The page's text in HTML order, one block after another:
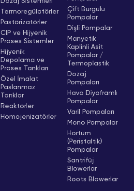
Termoregülatörler
Pastörizatörler
CIP ve Hijyenik
Proses Sistemler
Hijyenik
Depolama ve
Proses Tankları
Özel İmalat
Paslanmaz
Tanklar
Reaktörler
Homojenizatörler
Çift Burgulu
Pompalar
Dişli Pompalar
Manyetik
Kaplinli Asit
Pompalar /
Termoplastik
Dozaj
Pompaları
Hava Diyaframlı
Pompalar
Varil Pompaları
Mono Pompalar
Hortum
(Peristaltik)
Pompalar
Santrifüj
Blowerlar
Roots Blowerlar